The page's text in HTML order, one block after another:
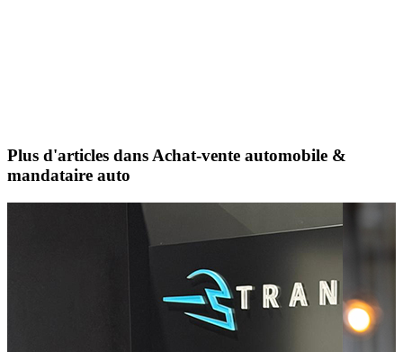
Plus d'articles dans Achat-vente automobile &
mandataire auto